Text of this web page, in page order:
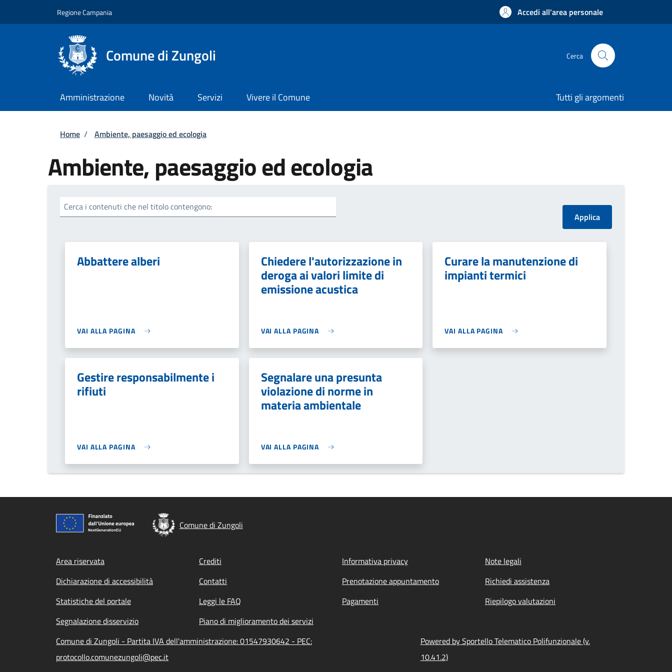
Regione Campania Accedi all'area personale
Comune di Zungoli Cerca
Amministrazione Novità Servizi Vivere il Comune Tutti gli argomenti
Briciole di pane
Home / Ambiente, paesaggio ed ecologia
Ambiente, paesaggio ed ecologia
Cerca i contenuti che nel titolo contengono:
Abbattere alberi
VAI ALLA PAGINA
Chiedere l'autorizzazione in
deroga ai valori limite di
emissione acustica
VAI ALLA PAGINA
Curare la manutenzione di
impianti termici
VAI ALLA PAGINA
Gestire responsabilmente i
rifiuti
VAI ALLA PAGINA
Segnalare una presunta
violazione di norme in
materia ambientale
VAI ALLA PAGINA
Comune di Zungoli
Footer menu
Area riservata Crediti Informativa privacy
Note legali
Dichiarazione di accessibilità
Contatti Prenotazione appuntamento
Richiedi assistenza
Statistiche del portale
Leggi le FAQ Pagamenti
Riepilogo valutazioni
Segnalazione disservizio
Piano di miglioramento dei servizi
Comune di Zungoli - Partita IVA dell'amministrazione: 01547930642 - PEC:
protocollo.comunezungoli@pec.it
Powered by Sportello Telematico Polifunzionale (v.
10.41.2)